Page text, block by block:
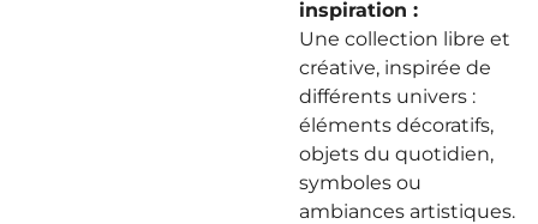
inspiration :
Une collection libre et
créative, inspirée de
différents univers :
éléments décoratifs,
objets du quotidien,
symboles ou
ambiances artistiques.